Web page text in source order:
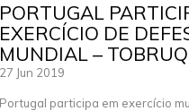
PORTUGAL
EXERCÍCIO DE
MUNDIAL –
27 Jun 2019
Portugal participa em exercício